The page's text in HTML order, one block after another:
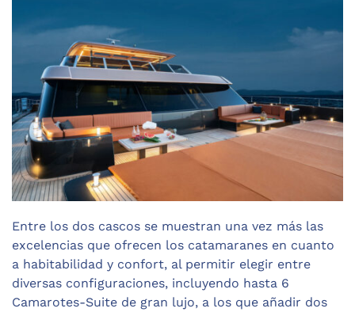
Entre los dos cascos se muestran una vez más las
excelencias que ofrecen los catamaranes en cuanto
a habitabilidad y confort, al permitir elegir entre
diversas configuraciones, incluyendo hasta 6
Camarotes-Suite de gran lujo, a los que añadir dos